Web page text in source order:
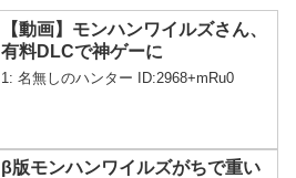
【動画】モンハンワイルズさん、
有料DLCで神ゲーに
1: 名無しのハンター ID:2968+mRu0
β版モンハンワイルズがちで重い